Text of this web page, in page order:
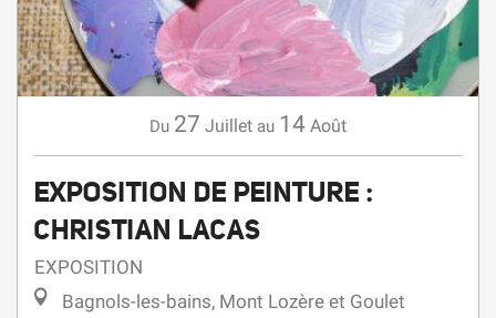
Du 27 Juillet au 14 Août
EXPOSITION DE PEINTURE :
CHRISTIAN LACAS
EXPOSITION
Bagnols-les-bains, Mont Lozère et Goulet